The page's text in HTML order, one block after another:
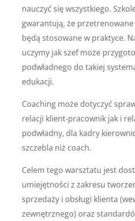
nauczyć się wszystkiego.
gwarantują, że
będą stosowane w praktyce.
uczymy jak szef może
podwładnego do takiej
edukacji.
Coaching może dotyczyć
relacji klient-pracownik jak i
podwładny, dla kadry
szczebla niż coach.
Celem tego warsztatu jest
umiejętności z zakresu
sprzedaży i obsługi klienta
zewnętrznego) oraz